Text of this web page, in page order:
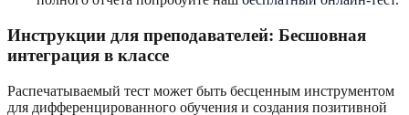
Инструкции для преподавателей: Бесшовная
интеграция в классе
Распечатываемый тест может быть бесценным инструментом
для дифференцированного обучения и создания позитивной